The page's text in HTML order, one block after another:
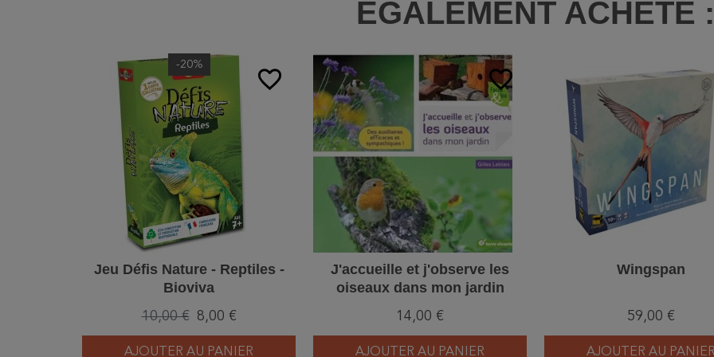
ÉGALEMENT ACHETÉ :
favorite_border
-20%
Jeu Défis Nature - Reptiles -
Bioviva
10,00 € 8,00 €
AJOUTER AU PANIER
favorite_border
J'accueille et j'observe les
oiseaux dans mon jardin
14,00 €
AJOUTER AU PANIER
Wingspan
59,00 €
AJOUTER AU PANIER